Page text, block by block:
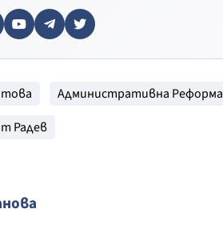
Административна Реформа
Радев